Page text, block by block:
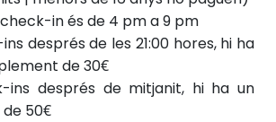
in és de 4 pm a 9 pm
després de les 21:00 hores, hi ha
de 30€
ins després de mitjanit, hi ha un
50€